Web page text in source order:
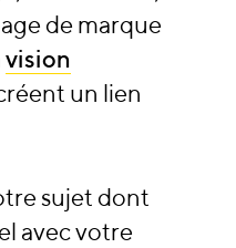
de marque
vision
un lien
sujet dont
avec votre